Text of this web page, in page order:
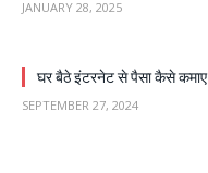
JANUARY 28, 2025
घर बैठे इंटरनेट से पैसा कैसे
SEPTEMBER 27, 2024